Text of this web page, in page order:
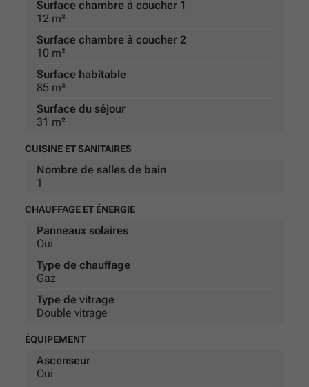
Surface chambre à coucher 1
12 m²
Surface chambre à coucher 2
10 m²
Surface habitable
85 m²
Surface du séjour
31 m²
CUISINE ET SANITAIRES
Nombre de salles de bain
1
CHAUFFAGE ET ÉNERGIE
Panneaux solaires
Oui
Type de chauffage
Gaz
Type de vitrage
Double vitrage
ÉQUIPEMENT
Ascenseur
Oui